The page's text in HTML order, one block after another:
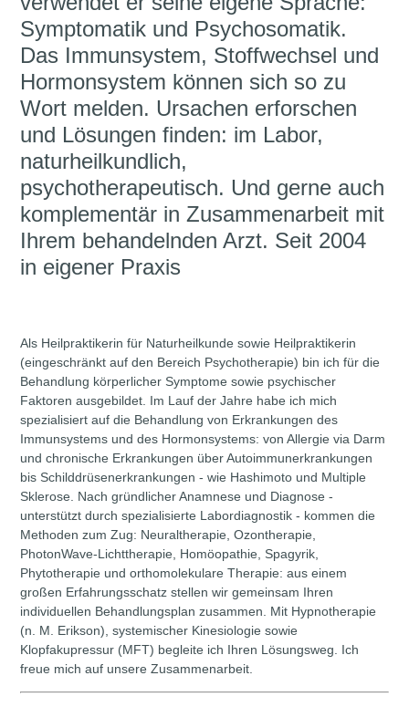
Symptomatik und Psychosomatik.
Das Immunsystem, Stoffwechsel und
Hormonsystem können sich so zu
Wort melden. Ursachen erforschen
und Lösungen finden: im Labor,
naturheilkundlich,
psychotherapeutisch. Und gerne auch
komplementär in Zusammenarbeit mit
Ihrem behandelnden Arzt. Seit 2004
in eigener Praxis
Als Heilpraktikerin für Naturheilkunde sowie Heilpraktikerin
(eingeschränkt auf den Bereich Psychotherapie) bin ich für die
Behandlung körperlicher Symptome sowie psychischer
Faktoren ausgebildet. Im Lauf der Jahre habe ich mich
spezialisiert auf die Behandlung von Erkrankungen des
Immunsystems und des Hormonsystems: von Allergie via Darm
und chronische Erkrankungen über Autoimmunerkrankungen
bis Schilddrüsenerkrankungen - wie Hashimoto und Multiple
Sklerose. Nach gründlicher Anamnese und Diagnose -
unterstützt durch spezialisierte Labordiagnostik - kommen die
Methoden zum Zug: Neuraltherapie, Ozontherapie,
PhotonWave-Lichttherapie, Homöopathie, Spagyrik,
Phytotherapie und orthomolekulare Therapie: aus einem
großen Erfahrungsschatz stellen wir gemeinsam Ihren
individuellen Behandlungsplan zusammen. Mit Hypnotherapie
(n. M. Erikson), systemischer Kinesiologie sowie
Klopfakupressur (MFT) begleite ich Ihren Lösungsweg. Ich
freue mich auf unsere Zusammenarbeit.